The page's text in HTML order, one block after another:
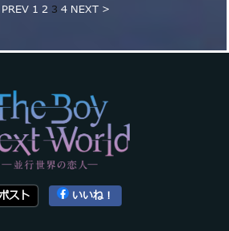
1 2 3 4 NEXT >
スト いいね！